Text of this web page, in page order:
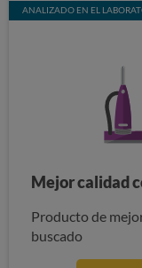
ANALIZADO EN EL
Mejor calidad
Producto de
buscado